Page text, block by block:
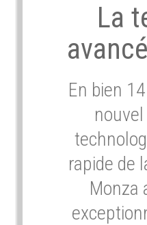
La
En bien
rapide de
Monza